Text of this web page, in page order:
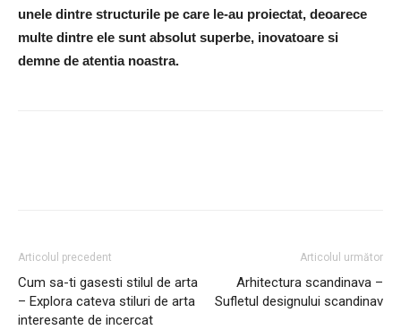
unele dintre structurile pe care le-au proiectat, deoarece
multe dintre ele sunt absolut superbe, inovatoare si
demne de atentia noastra.
Articolul precedent
Cum sa-ti gasesti stilul de arta
– Explora cateva stiluri de arta
interesante de incercat
Articolul următor
Arhitectura scandinava –
Sufletul designului scandinav